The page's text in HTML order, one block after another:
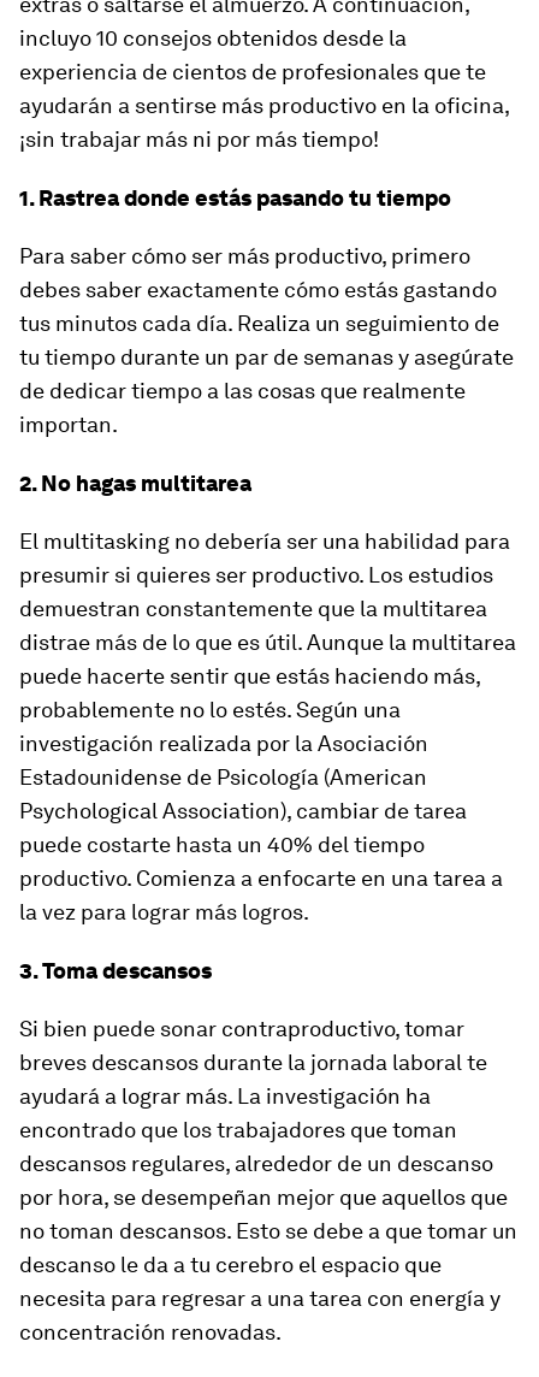
incluyo 10 consejos obtenidos desde la
experiencia de cientos de profesionales que te
ayudarán a sentirse más productivo en la oficina,
¡sin trabajar más ni por más tiempo!
1. Rastrea donde estás pasando tu tiempo
Para saber cómo ser más productivo, primero
debes saber exactamente cómo estás gastando
tus minutos cada día. Realiza un seguimiento de
tu tiempo durante un par de semanas y asegúrate
de dedicar tiempo a las cosas que realmente
importan.
2. No hagas multitarea
El multitasking no debería ser una habilidad para
presumir si quieres ser productivo. Los estudios
demuestran constantemente que la multitarea
distrae más de lo que es útil. Aunque la multitarea
puede hacerte sentir que estás haciendo más,
probablemente no lo estés. Según una
investigación realizada por la Asociación
Estadounidense de Psicología (American
Psychological Association), cambiar de tarea
puede costarte hasta un 40% del tiempo
productivo. Comienza a enfocarte en una tarea a
la vez para lograr más logros.
3. Toma descansos
Si bien puede sonar contraproductivo, tomar
breves descansos durante la jornada laboral te
ayudará a lograr más. La investigación ha
encontrado que los trabajadores que toman
descansos regulares, alrededor de un descanso
por hora, se desempeñan mejor que aquellos que
no toman descansos. Esto se debe a que tomar un
descanso le da a tu cerebro el espacio que
necesita para regresar a una tarea con energía y
concentración renovadas.